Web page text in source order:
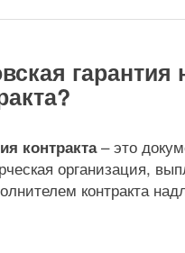
гарантия
контракта– это
организация,
контракта